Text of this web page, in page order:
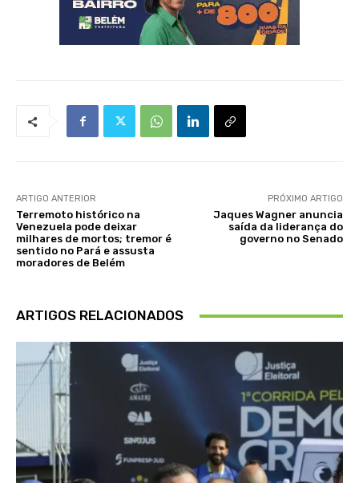
ARTIGO ANTERIOR
Terremoto histórico na
Venezuela pode deixar
milhares de mortos; tremor é
sentido no Pará e assusta
moradores de Belém
PRÓXIMO ARTIGO
Jaques Wagner anuncia
saída da liderança do
governo no Senado
ARTIGOS RELACIONADOS